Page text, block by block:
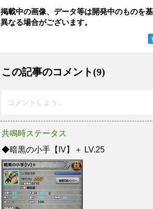
掲載中の画像、データ等は開発中のものを
異なる場合がございます。
この記事のコメント(9)
コメントしよう...
共鳴時ステータス
◆暗黒の小手【IV】＋ LV.25